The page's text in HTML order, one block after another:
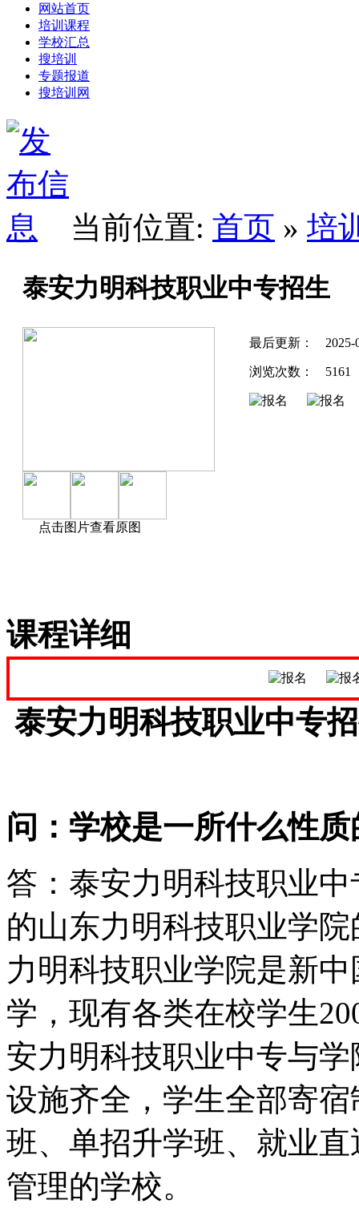
网站首页
培训课程
学校汇总
搜培训
专题报道
搜培训网
当前位置: 首页 » 培
泰安力明科技职业中专招生
点击图片查看原图
最后更新： 2025-
浏览次数： 5161
课程详细
泰安力明科技职业中专
问：学校是一所什么性
答：泰安力明科技职业
的山东力明科技职业学
力明科技职业学院是新
学，现有各类在校学生
安力明科技职业中专与
设施齐全，学生全部寄
班、单招升学班、就业
管理的学校。